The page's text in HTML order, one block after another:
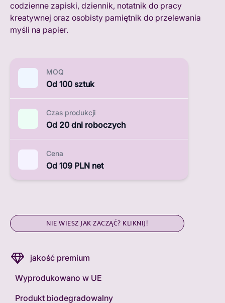
codzienne zapiski, dziennik, notatnik do pracy
kreatywnej oraz osobisty pamiętnik do przelewania
myśli na papier.
MOQ
Od 100 sztuk
Czas produkcji
Od 20 dni roboczych
Cena
Od 109 PLN net
NIE WIESZ JAK ZACZĄĆ? KLIKNIJ!
jakość premium
Wyprodukowano w UE
Produkt biodegradowalny